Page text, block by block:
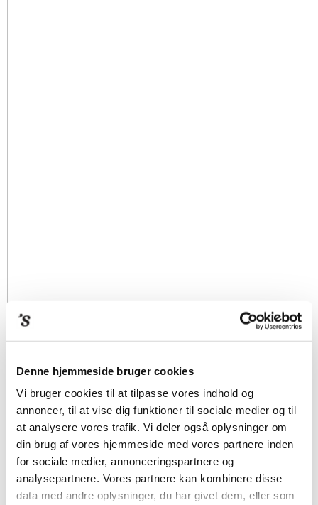
Denne hjemmeside bruger cookies
Vi bruger cookies til at tilpasse vores indhold og
annoncer, til at vise dig funktioner til sociale medier og til
at analysere vores trafik. Vi deler også oplysninger om
din brug af vores hjemmeside med vores partnere inden
for sociale medier, annonceringspartnere og
analysepartnere. Vores partnere kan kombinere disse
data med andre oplysninger, du har givet dem, eller som